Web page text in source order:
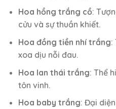
Hoa hồng trắng cồ:
cửu và sự thuần khiết.
Hoa đồng tiền nhí trắng:
xoa dịu nỗi đau.
Hoa lan thái trắng: Thể
tôn vinh.
Hoa baby trắng: Đại